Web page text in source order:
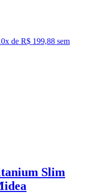
x de R$ 199,88 sem
Slim